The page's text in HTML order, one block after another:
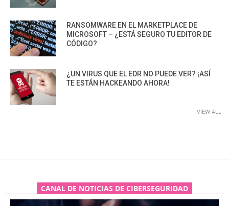
RANSOMWARE EN EL MARKETPLACE DE
MICROSOFT – ¿ESTÁ SEGURO TU EDITOR DE
CÓDIGO?
¿UN VIRUS QUE EL EDR NO PUEDE VER? ¡ASÍ
TE ESTÁN HACKEANDO AHORA!
VIEW ALL
CANAL DE NOTICIAS DE CIBERSEGURIDAD